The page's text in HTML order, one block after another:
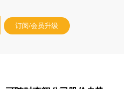
订阅/会员升级